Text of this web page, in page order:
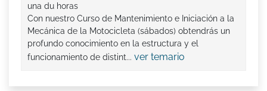
una du horas
Con nuestro Curso de Mantenimiento e Iniciación a la
Mecánica de la Motocicleta (sábados) obtendrás un
profundo conocimiento en la estructura y el
funcionamiento de distint... ver temario